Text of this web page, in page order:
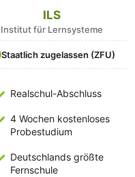
ILS
Institut für Lernsysteme
Staatlich zugelassen (ZFU)
Realschul-Abschluss
4 Wochen kostenloses
Probestudium
Deutschlands größte
Fernschule